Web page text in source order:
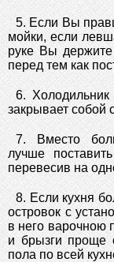
5. Если Вы
мойки, если
руке Вы
перед тем как
6.
закрывает собой
7. Вместо
лучше
перевесив на
8. Если кухня
островок с
в него варочною
и брызги проще
пола по всей